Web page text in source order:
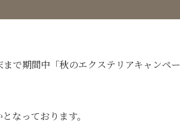
で期間中「秋のエクステリアキャンペー
なっております。